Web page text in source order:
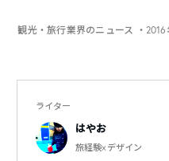
観光・旅行業界のニュース ・
ライター
はやお
旅経験×デザイン